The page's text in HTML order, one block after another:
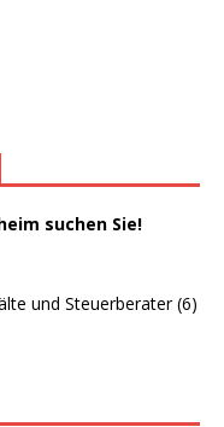
suchen Sie!
und Steuerberater (6)